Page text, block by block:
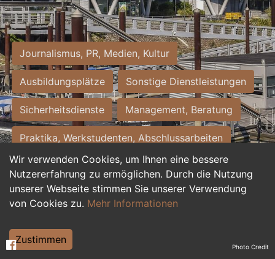
Wir verwenden Cookies, um Ihnen eine bessere
Nutzererfahrung zu ermöglichen. Durch die Nutzung
unserer Webseite stimmen Sie unserer Verwendung
von Cookies zu. Mehr Informationen
Zustimmen
Journalismus, PR, Medien, Kultur
Ausbildungsplätze Sonstige Dienstleistungen
Sicherheitsdienste Management, Beratung
Praktika, Werkstudenten, Abschlussarbeiten
Personalwesen Assistenz, Sekretariat
Hilfskräfte, Aushilfs- und Nebenjobs
Weiterbildung, Studium, duale Ausbildung Photo Credit